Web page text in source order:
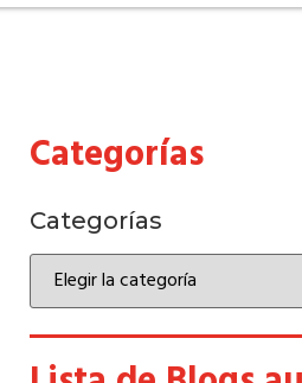
Categorías
Categorías